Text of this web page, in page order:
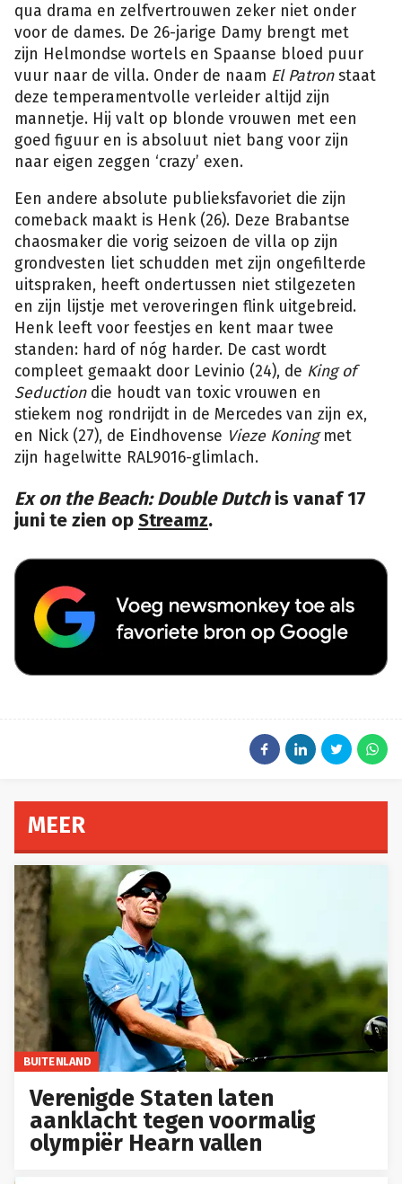
qua drama en zelfvertrouwen zeker niet onder
voor de dames. De 26-jarige Damy brengt met
zijn Helmondse wortels en Spaanse bloed puur
vuur naar de villa. Onder de naam El Patronstaat
deze temperamentvolle verleider altijd zijn
mannetje. Hij valt op blonde vrouwen met een
goed figuur en is absoluut niet bang voor zijn
naar eigen zeggen ‘crazy’ exen.
Een andere absolute publieksfavoriet die zijn
comeback maakt is Henk (26). Deze Brabantse
chaosmaker die vorig seizoen de villa op zijn
grondvesten liet schudden met zijn ongefilterde
uitspraken, heeft ondertussen niet stilgezeten
en zijn lijstje met veroveringen flink uitgebreid.
Henk leeft voor feestjes en kent maar twee
standen: hard of nóg harder. De cast wordt
compleet gemaakt door Levinio (24), de King of
Seductiondie houdt van toxic vrouwen en
stiekem nog rondrijdt in de Mercedes van zijn ex,
en Nick (27), de Eindhovense Vieze Koningmet
zijn hagelwitte RAL9016-glimlach.
Ex on the Beach: Double Dutchis vanaf 17
juni te zien op Streamz.
MEER
BUITENLAND
Verenigde Staten laten
aanklacht tegen voormalig
olympiër Hearn vallen